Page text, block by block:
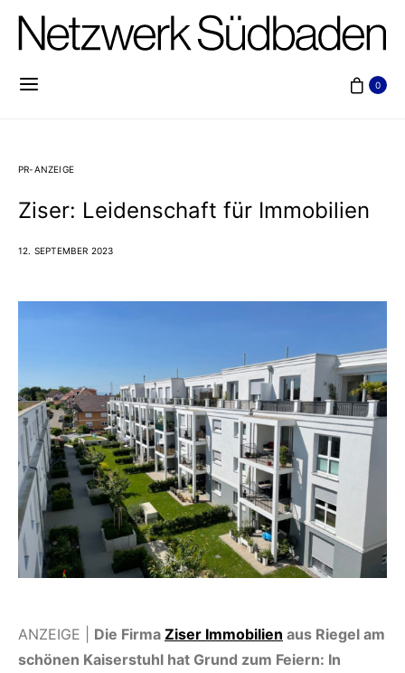
0
PR-ANZEIGE
Ziser: Leidenschaft für Immobilien
12. SEPTEMBER 2023
ANZEIGE | Die Firma Ziser Immobilien aus Riegel am
schönen Kaiserstuhl hat Grund zum Feiern: In